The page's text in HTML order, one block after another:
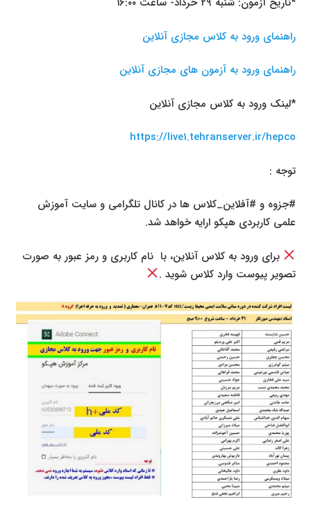
راهنمای ورود به کلاس مجازی آنلاین
راهنمای ورود به آزمون های مجازی آنلاین
*لینک ورود به کلاس مجازی آنلاین
https://live1.tehranserver.ir/hepco
توجه :
#جزوه و #آفلاین_کلاس ها در کانال تلگرامی و سایت آموزش
علمی کاربردی هپکو ارایه خواهد شد.
برای ورود به کلاس آنلاین، با نام کاربری و رمز عبور به صورت
تصویر پیوست وارد کلاس شوید .